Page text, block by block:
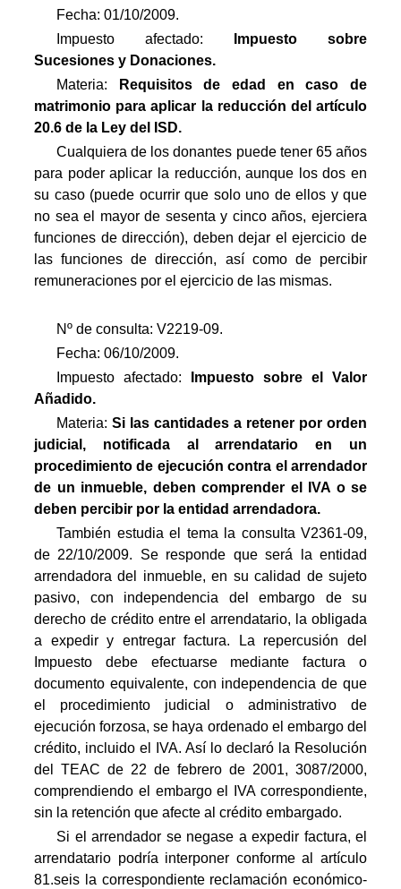
Fecha: 01/10/2009.
Impuesto afectado:
Impuesto
sobre
Sucesiones y Donaciones.
Materia:
Requisitos de edad en caso de
matrimonio para aplicar la reducción del artículo
20.6 de la Ley del ISD.
Cualquiera de los donantes puede tener 65 años
para poder aplicar la reducción, aunque los dos en
su caso (puede ocurrir que solo uno de ellos y que
no sea el mayor de sesenta y cinco años, ejerciera
funciones de dirección), deben dejar el ejercicio de
las funciones de dirección, así como de percibir
remuneraciones por el ejercicio de las mismas.
Nº de consulta: V2219-09.
Fecha: 06/10/2009.
Impuesto afectado:
Impuesto sobre el Valor
Añadido.
Materia: Si las cantidades a retener por orden
judicial, notificada al arrendatario en un
procedimiento de ejecución contra el arrendador
de un inmueble, deben comprender el IVA o se
deben percibir por la entidad arrendadora.
También estudia el tema la consulta V2361-09,
de 22/10/2009. Se responde que será la entidad
arrendadora del inmueble, en su calidad de sujeto
pasivo, con independencia del embargo de su
derecho de crédito entre el arrendatario, la obligada
a expedir y entregar factura. La repercusión del
Impuesto debe efectuarse mediante factura o
documento equivalente, con independencia de que
el procedimiento judicial o administrativo de
ejecución forzosa, se haya ordenado el embargo del
crédito, incluido el IVA. Así lo declaró la Resolución
del TEAC de 22 de febrero de 2001, 3087/2000,
comprendiendo el embargo el IVA correspondiente,
sin la retención que afecte al crédito embargado.
Si el arrendador se negase a expedir factura, el
arrendatario podría interponer conforme al artículo
81.seis la correspondiente reclamación económico-